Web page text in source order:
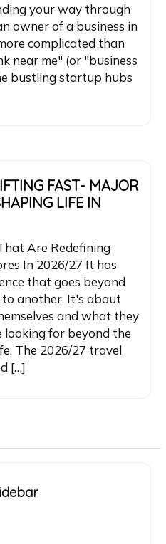
your way through
owner of a business in
complicated than
near me" (or "business
bustling startup hubs
FAST- MAJOR
LIFE IN
Are Redefining
In 2026/27 It has
that goes beyond
to another. It's about
and what they
for beyond the
The 2026/27 travel
[…]